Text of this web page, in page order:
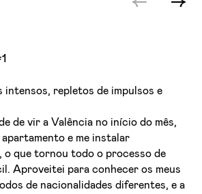
intensos, repletos de impulsos e
de vir a Valência no início do mês,
e me instalar
o que tornou todo o processo de
Aproveitei para conhecer os meus
de nacionalidades diferentes, e a